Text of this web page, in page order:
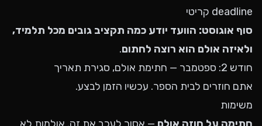
deadline קריטי
סוף אוגוסט: הוועד יודע כמה תקציב גובים מכל תלמיד,
ולאיזה אולם הוא רוצה לחתום.
חודש 2: ספטמבר — חתימת אולם, סגירת תאריך
אתם חוזרים לבית הספר. עכשיו הזמן לבצע.
משימות